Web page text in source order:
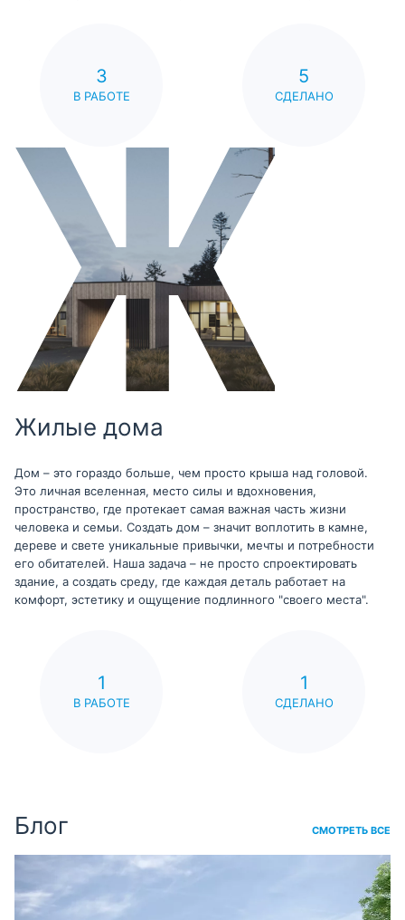
3
В РАБОТЕ
5
СДЕЛАНО
Жилые дома
Дом – это гораздо больше, чем просто крыша над головой.
Это личная вселенная, место силы и вдохновения,
пространство, где протекает самая важная часть жизни
человека и семьи. Создать дом – значит воплотить в камне,
дереве и свете уникальные привычки, мечты и потребности
его обитателей. Наша задача – не просто спроектировать
здание, а создать среду, где каждая деталь работает на
комфорт, эстетику и ощущение подлинного "своего места".
1
В РАБОТЕ
1
СДЕЛАНО
Блог СМОТРЕТЬ ВСЕ